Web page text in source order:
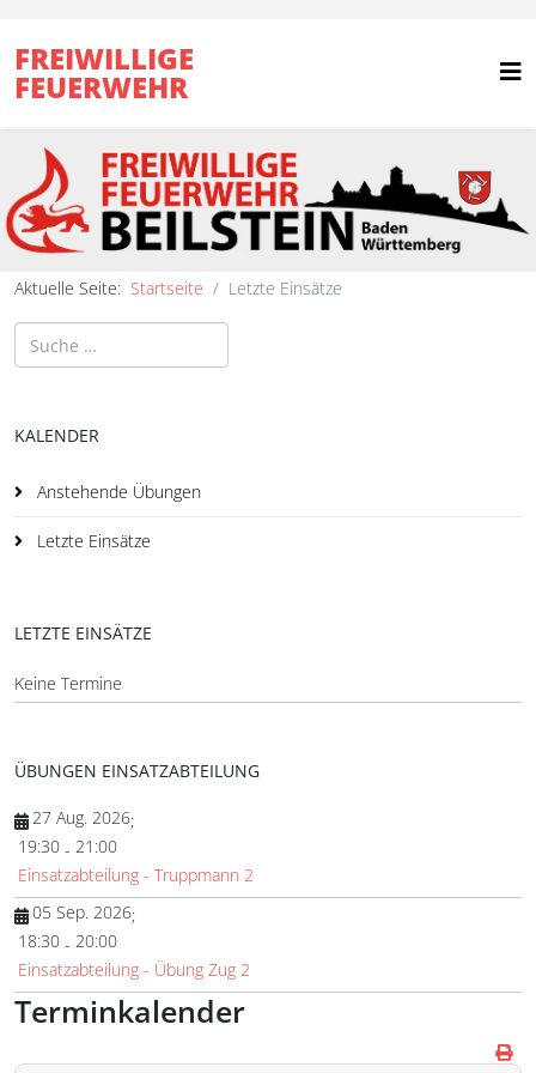
FREIWILLIGE
FEUERWEHR
Aktuelle Seite: Startseite Letzte Einsätze
Suchen
KALENDER
Anstehende Übungen
Letzte Einsätze
LETZTE EINSÄTZE
Keine Termine
ÜBUNGEN EINSATZABTEILUNG
27 Aug. 2026;
19:30 - 21:00
Einsatzabteilung - Truppmann 2
05 Sep. 2026;
18:30 - 20:00
Einsatzabteilung - Übung Zug 2
Terminkalender